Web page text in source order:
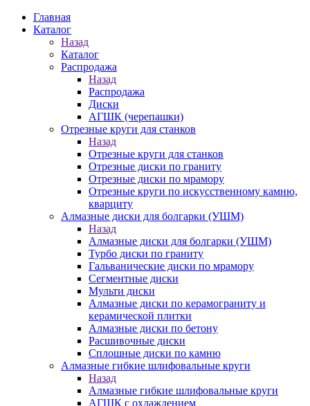
Главная
Каталог
Назад
Каталог
Распродажа
Назад
Распродажа
Диски
АГШК (черепашки)
Отрезные круги для станков
Назад
Отрезные круги для станков
Отрезные диски по граниту
Отрезные диски по мрамору
Отрезные круги по искусственному камню,
кварциту
Алмазные диски для болгарки (УШМ)
Назад
Алмазные диски для болгарки (УШМ)
Турбо диски по граниту
Гальванические диски по мрамору
Сегментные диски
Мульти диски
Алмазные диски по керамограниту и
керамической плитки
Алмазные диски по бетону
Расшивочные диски
Сплошные диски по камню
Алмазные гибкие шлифовальные круги
Назад
Алмазные гибкие шлифовальные круги
АГШК с охлаждением